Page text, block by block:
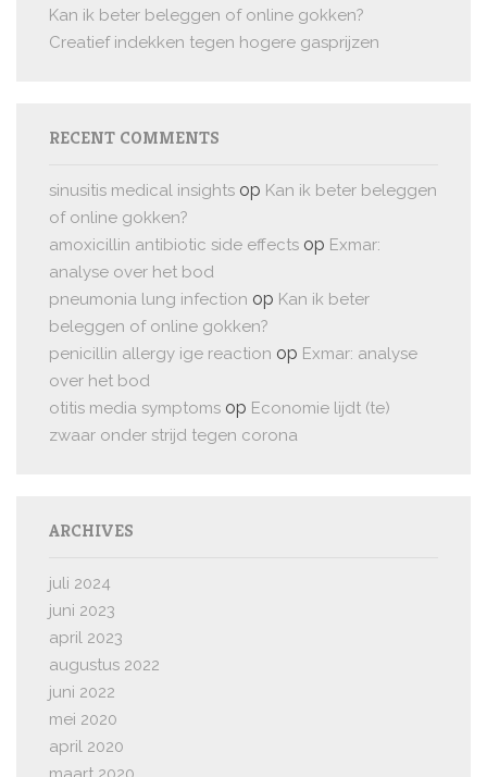
Kan ik beter beleggen of online gokken?
Creatief indekken tegen hogere gasprijzen
RECENT COMMENTS
sinusitis medical insights op Kan ik beter beleggen
of online gokken?
amoxicillin antibiotic side effects op Exmar:
analyse over het bod
pneumonia lung infection op Kan ik beter
beleggen of online gokken?
penicillin allergy ige reaction op Exmar: analyse
over het bod
otitis media symptoms op Economie lijdt (te)
zwaar onder strijd tegen corona
ARCHIVES
juli 2024
juni 2023
april 2023
augustus 2022
juni 2022
mei 2020
april 2020